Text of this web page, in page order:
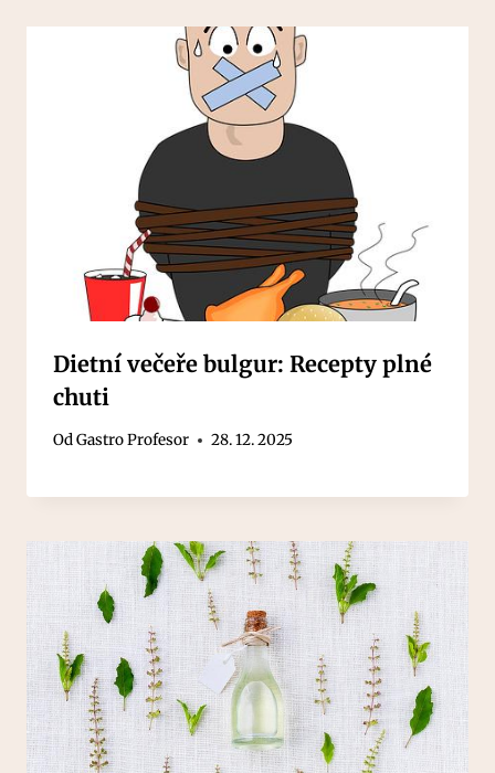
Dietní večeře bulgur: Recepty plné
chuti
OdGastro Profesor 28. 12. 2025